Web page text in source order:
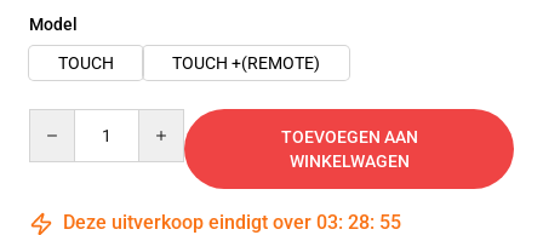
Model
TOUCH
TOUCH +(REMOTE)
TOEVOEGEN AAN
WINKELWAGEN
Deze uitverkoop eindigt over 03: 28: 54